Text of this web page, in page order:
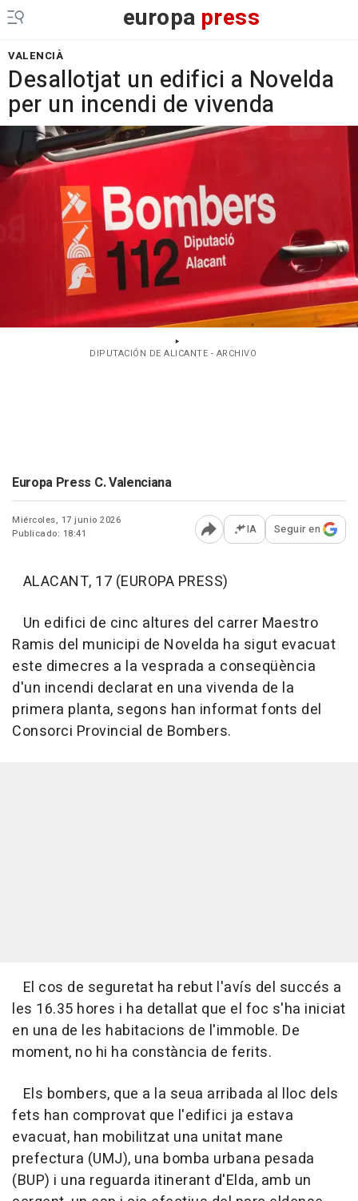
europa press
VALENCIÀ
Desallotjat un edifici a Novelda
per un incendi de vivenda
DIPUTACIÓN DE ALICANTE - ARCHIVO
Europa Press C. Valenciana
Miércoles, 17 junio 2026
Publicado: 18:41
Abrir opciones para
IA Seguir en
ALACANT, 17 (EUROPA PRESS)
Un edifici de cinc altures del carrer Maestro
Ramis del municipi de Novelda ha sigut evacuat
este dimecres a la vesprada a conseqüència
d'un incendi declarat en una vivenda de la
primera planta, segons han informat fonts del
Consorci Provincial de Bombers.
El cos de seguretat ha rebut l'avís del succés a
les 16.35 hores i ha detallat que el foc s'ha iniciat
en una de les habitacions de l'immoble. De
moment, no hi ha constància de ferits.
Els bombers, que a la seua arribada al lloc dels
fets han comprovat que l'edifici ja estava
evacuat, han mobilitzat una unitat mane
prefectura (UMJ), una bomba urbana pesada
(BUP) i una reguarda itinerant d'Elda, amb un